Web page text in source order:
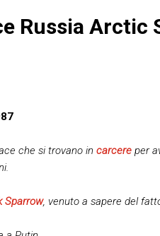
Russia
che si trovano in carcere per
Sparrow, venuto a sapere del